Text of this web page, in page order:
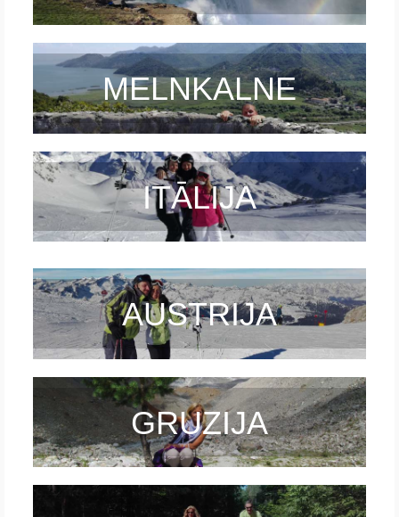
MELNKALNE
ITĀLIJA
AUSTRIJA
GRUZIJA